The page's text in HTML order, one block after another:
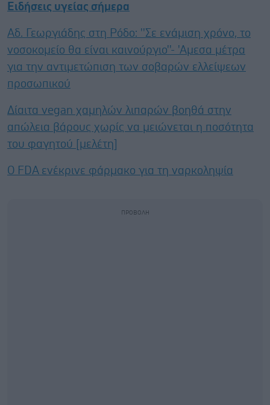
Ειδήσεις υγείας σήμερα
Αδ. Γεωργιάδης στη Ρόδο: ''Σε ενάμιση χρόνο, το
νοσοκομείο θα είναι καινούργιο''- 'Αμεσα μέτρα
για την αντιμετώπιση των σοβαρών ελλείψεων
προσωπικού
Δίαιτα vegan χαμηλών λιπαρών βοηθά στην
απώλεια βάρους χωρίς να μειώνεται η ποσότητα
του φαγητού [μελέτη]
Ο FDA ενέκρινε φάρμακο για τη ναρκοληψία